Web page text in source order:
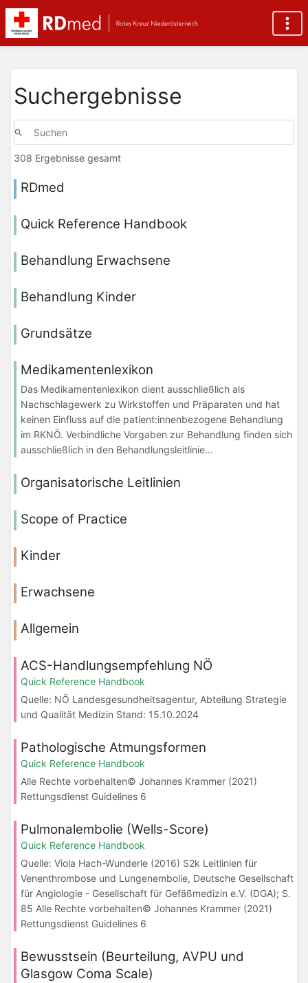
Suchergebnisse
308 Ergebnisse gesamt
RDmed
Quick Reference Handbook
Behandlung Erwachsene
Behandlung Kinder
Grundsätze
Medikamentenlexikon
Das Medikamentenlexikon dient ausschließlich als
Nachschlagewerk zu Wirkstoffen und Präparaten und hat
keinen Einfluss auf die patient:innenbezogene Behandlung
im RKNÖ. Verbindliche Vorgaben zur Behandlung finden sich
ausschließlich in den Behandlungsleitlinie...
Organisatorische Leitlinien
Scope of Practice
Kinder
Erwachsene
Allgemein
ACS-Handlungsempfehlung NÖ
Quick Reference Handbook
Quelle: NÖ Landesgesundheitsagentur, Abteilung Strategie
und Qualität Medizin Stand: 15.10.2024
Pathologische Atmungsformen
Quick Reference Handbook
Alle Rechte vorbehalten© Johannes Krammer (2021)
Rettungsdienst Guidelines 6
Pulmonalembolie (Wells-Score)
Quick Reference Handbook
Quelle: Viola Hach-Wunderle (2016) S2k Leitlinien für
Venenthrombose und Lungenembolie, Deutsche Gesellschaft
für Angiologie - Gesellschaft für Gefäßmedizin e.V. (DGA); S.
85 Alle Rechte vorbehalten© Johannes Krammer (2021)
Rettungsdienst Guidelines 6
Bewusstsein (Beurteilung, AVPU und
Glasgow Coma Scale)